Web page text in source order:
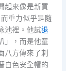
起來像是新買
重力似乎是隨
池裡。他試退
」，而是他童
八方傳來了刺
白色安全帽的